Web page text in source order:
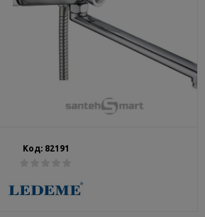
Код: 82191